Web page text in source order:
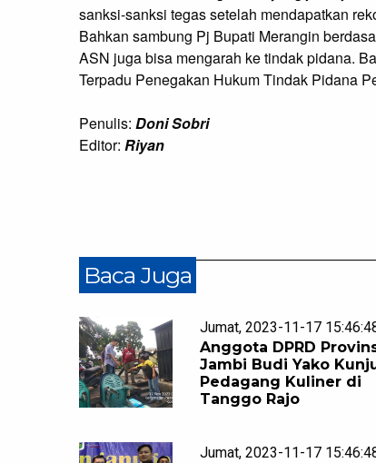
sanksi-sanksi tegas setelah mendapatkan
Bahkan sambung Pj Bupati Merangin
ASN juga bisa mengarah ke tindak pidana.
Terpadu Penegakan Hukum Tindak Pidana
Penulis: Doni Sobri
Editor: Riyan
Baca Juga
Jumat, 2023-11-17
Anggota DPRD
Jambi Budi Yako
Pedagang Kuliner di
Tanggo Rajo
Jumat, 2023-11-17